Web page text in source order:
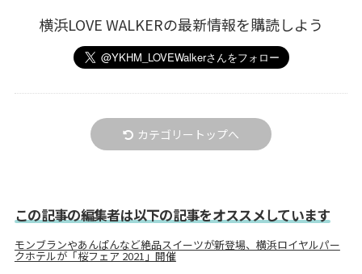
横浜LOVE WALKERの最新情報を購読しよう
カテゴリートップへ
この記事の編集者は以下の記事をオススメしています
モンブランやあんぱんなど絶品スイーツが新登場、横浜ロイヤルパー
クホテルが「桜フェア 2021」開催